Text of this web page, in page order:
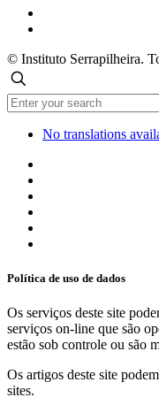
© Instituto Serrapilheira.
No translations
Política de uso de dados
Os serviços deste site
serviços on-line que são
estão sob controle ou são
Os artigos deste site
sites.